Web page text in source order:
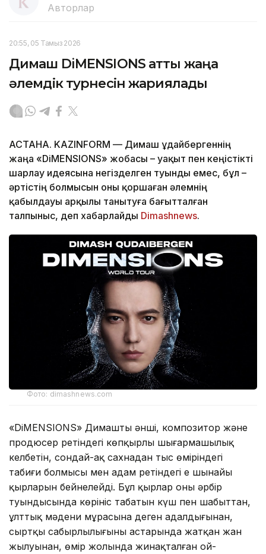
Авторлар
20:55, 05 Тамыз 2026
Димаш DiMENSIONS атты жаңа
әлемдік турнесін жариялады
АСТАНА. KAZINFORM — Димаш Құдайбергеннің
жаңа «DiMENSIONS» жобасы – уақыт пен кеңістікті
шарлау идеясына негізделген туынды емес, бұл –
әртістің болмысын оны қоршаған әлемнің
қабылдауы арқылы танытуға бағытталған
талпыныс, деп хабарлайды Dimashnews.
Фото: dimashnews.com
«DiMENSIONS» Димаштың әнші, композитор және
продюсер ретіндегі көпқырлы шығармашылық
келбетін, сондай-ақ сахнадан тыс өміріндегі
табиғи болмысы мен адам ретіндегі ең шынайы
қырларын бейнелейді. Бұл қырлар оның әрбір
туындысында көрініс табатын күш пен шабыттан,
ұлттық мәдени мұрасына деген адалдығынан,
сыртқы сабырлылығының астарында жатқан жан
жылуынан, өмір жолында жинақталған ой-